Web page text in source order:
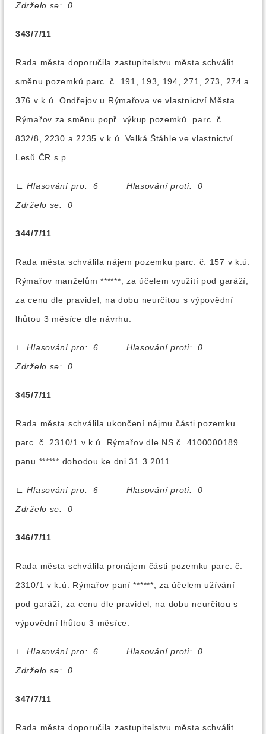
Zdrželo se: 0
343/7/11
Rada města doporučila zastupitelstvu města schválit
směnu pozemků parc. č. 191, 193, 194, 271, 273, 274 a
376 v k.ú. Ondřejov u Rýmařova ve vlastnictví Města
Rýmařov za směnu popř. výkup pozemků parc. č.
832/8, 2230 a 2235 v k.ú. Velká Štáhle ve vlastnictví
Lesů ČR s.p.
∟
Hlasování pro: 6 Hlasování proti: 0
Zdrželo se: 0
344/7/11
Rada města schválila nájem pozemku parc. č. 157 v k.ú.
Rýmařov manželům ******, za účelem využití pod garáží,
za cenu dle pravidel, na dobu neurčitou s výpovědní
lhůtou 3 měsíce dle návrhu.
∟
Hlasování pro: 6 Hlasování proti: 0
Zdrželo se: 0
345/7/11
Rada města schválila ukončení nájmu části pozemku
parc. č. 2310/1 v k.ú. Rýmařov dle NS č. 4100000189
panu ****** dohodou ke dni 31.3.2011.
∟
Hlasování pro: 6 Hlasování proti: 0
Zdrželo se: 0
346/7/11
Rada města schválila pronájem části pozemku parc. č.
2310/1 v k.ú. Rýmařov paní ******, za účelem užívání
pod garáží, za cenu dle pravidel, na dobu neurčitou s
výpovědní lhůtou 3 měsíce.
∟
Hlasování pro: 6 Hlasování proti: 0
Zdrželo se: 0
347/7/11
Rada města doporučila zastupitelstvu města schválit